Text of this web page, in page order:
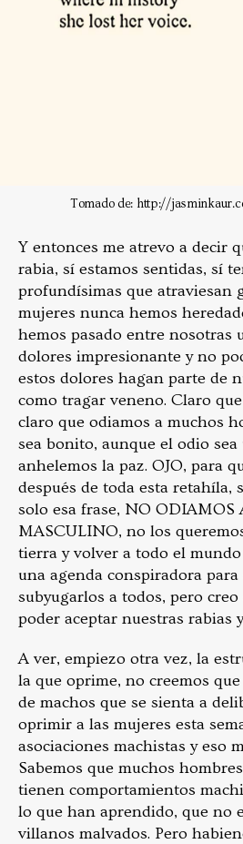
Tomado de: http://
Y entonces me atrevo a decir
rabia, sí estamos sentidas, sí
profundísimas que atraviesan
mujeres nunca hemos
hemos pasado entre nosotras
dolores impresionante y no
estos dolores hagan parte de
como tragar veneno. Claro
claro que odiamos a muchos
sea bonito, aunque el odio
anhelemos la paz. OJO, para
después de toda esta retahíla,
solo esa frase, NO ODIAMOS
MASCULINO, no los
tierra y volver a todo el
una agenda conspiradora
subyugarlos a todos, pero creo
poder aceptar nuestras rabias
A ver, empiezo otra vez, la
la que oprime, no creemos
de machos que se sienta a
oprimir a las mujeres esta
asociaciones machistas y eso
Sabemos que muchos
tienen comportamientos
lo que han aprendido, que no
villanos malvados. Pero